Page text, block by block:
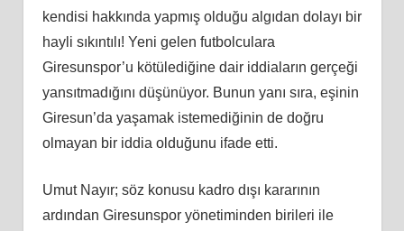
kendisi hakkında yapmış olduğu algıdan dolayı bir
hayli sıkıntılı! Yeni gelen futbolculara
Giresunspor’u kötülediğine dair iddiaların gerçeği
yansıtmadığını düşünüyor. Bunun yanı sıra, eşinin
Giresun’da yaşamak istemediğinin de doğru
olmayan bir iddia olduğunu ifade etti.
Umut Nayır; söz konusu kadro dışı kararının
ardından Giresunspor yönetiminden birileri ile